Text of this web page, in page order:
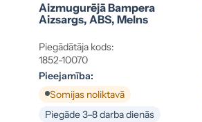
Aizmugurējā Bampera
Aizsargs, ABS, Melns
Piegādātāja kods:
1852-10070
Pieejamība:
Somijas noliktavā
Piegāde 3–8 darba dienās